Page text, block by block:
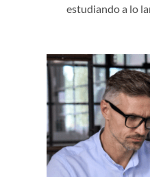
estudiando a lo